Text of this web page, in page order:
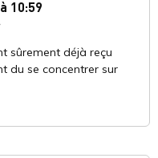
10:59
sûrement déjà reçu
du se concentrer sur